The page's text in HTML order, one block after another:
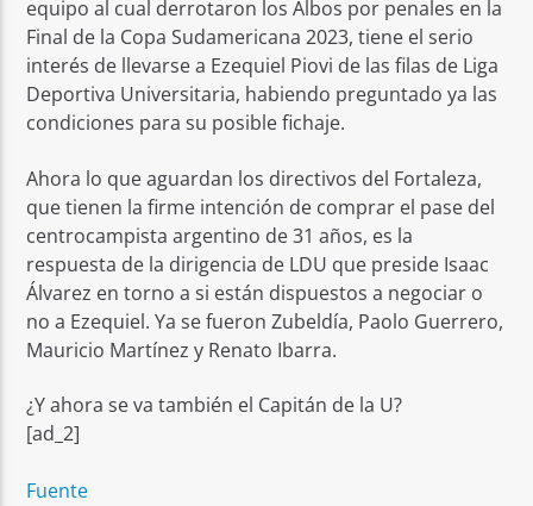
equipo al cual derrotaron los Albos por penales en la
Final de la Copa Sudamericana 2023, tiene el serio
interés de llevarse a Ezequiel Piovi de las filas de Liga
Deportiva Universitaria, habiendo preguntado ya las
condiciones para su posible fichaje.
Ahora lo que aguardan los directivos del Fortaleza,
que tienen la firme intención de comprar el pase del
centrocampista argentino de 31 años, es la
respuesta de la dirigencia de LDU que preside Isaac
Álvarez en torno a si están dispuestos a negociar o
no a Ezequiel. Ya se fueron Zubeldía, Paolo Guerrero,
Mauricio Martínez y Renato Ibarra.
¿Y ahora se va también el Capitán de la U?
[ad_2]
Fuente